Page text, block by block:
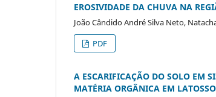
EROSIVIDADE DA CHUVA NA
João Cândido André Silva Neto,
PDF
A ESCARIFICAÇÃO DO SOLO EM
MATÉRIA ORGÂNICA EM